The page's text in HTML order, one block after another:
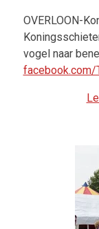
OVERLOON-
vogel naar
facebook.com/